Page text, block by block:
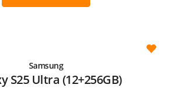
Samsung
S25 Ultra (12+256GB)